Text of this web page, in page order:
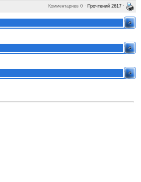
Комментариев 0 · Прочтений 2617 ·